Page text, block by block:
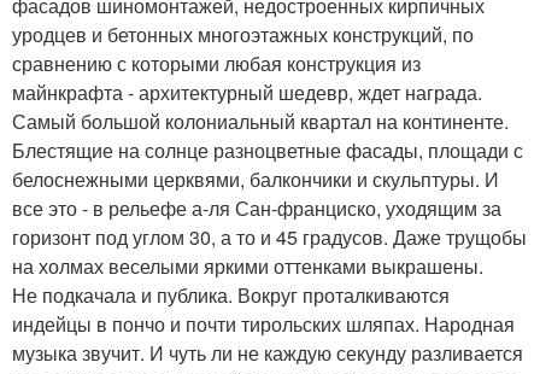
уродцев и бетонных многоэтажных конструкций, по
сравнению с которыми любая конструкция из
майнкрафта - архитектурный шедевр, ждет награда.
Самый большой колониальный квартал на континенте.
Блестящие на солнце разноцветные фасады, площади с
белоснежными церквями, балкончики и скульптуры. И
все это - в рельефе а-ля Сан-франциско, уходящим за
горизонт под углом 30, а то и 45 градусов. Даже трущобы
на холмах веселыми яркими оттенками выкрашены.
Не подкачала и публика. Вокруг проталкиваются
индейцы в пончо и почти тирольских шляпах. Народная
музыка звучит. И чуть ли не каждую секунду разливается